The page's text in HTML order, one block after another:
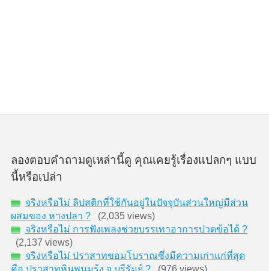
ลองตอบคำถามดูเหล่านี้ดู คุณเคยรู้เรื่องแปลกๆ แบบ
นี้หรือเปล่า
จริงหรือไม่ ลิปสติกที่ใช้กันอยู่ในปัจจุบันส่วนใหญ่มีส่วน
ผสมของ หางปลา ?(2,035 views)
จริงหรือไม่ การฟังเพลงช่วยบรรเทาอาการปวดข้อได้ ?
(2,137 views)
จริงหรือไม่ ปราสาทขอมโบราณซึ่งมีความเก่าแก่ที่สุด